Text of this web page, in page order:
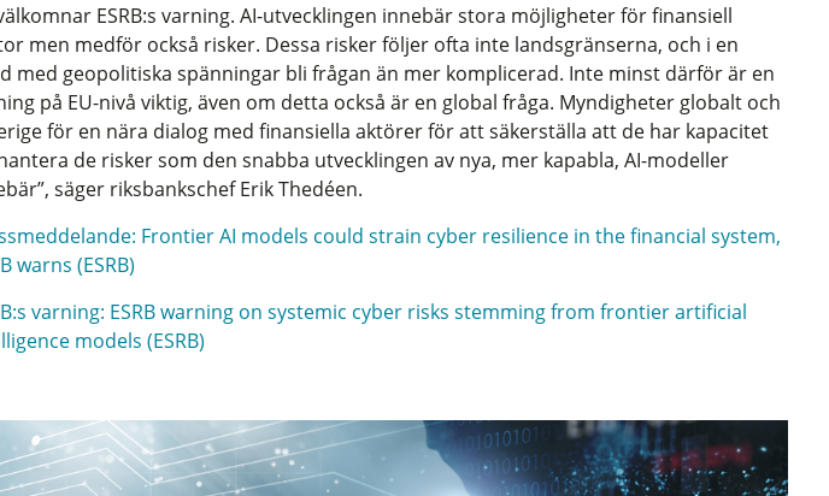
ESRB:s varning. AI-utvecklingen innebär stora möjligheter för finansiell
men medför också risker. Dessa risker följer ofta inte landsgränserna, och i en
med geopolitiska spänningar bli frågan än mer komplicerad. Inte minst därför är en
på EU-nivå viktig, även om detta också är en global fråga. Myndigheter globalt och
för en nära dialog med finansiella aktörer för att säkerställa att de har kapacitet
de risker som den snabba utvecklingen av nya, mer kapabla, AI-modeller
säger riksbankschef Erik Thedéen.
Frontier AI models could strain cyber resilience in the financial system,
warns (ESRB)
varning: ESRB warning on systemic cyber risks stemming from frontier artificial
models (ESRB)